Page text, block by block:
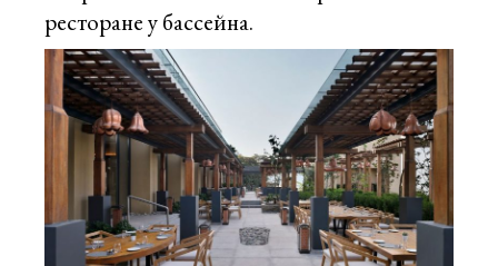
ресторане у бассейна.